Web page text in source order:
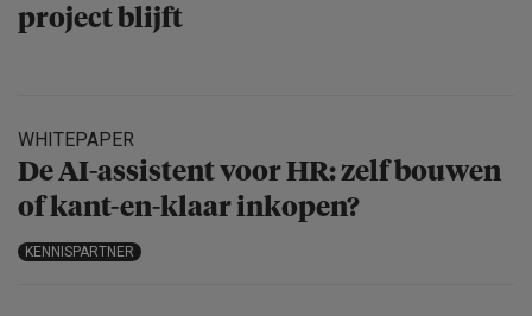
project blijft
WHITEPAPER
De AI-assistent voor HR: zelf bouwen
of kant-en-klaar inkopen?
KENNISPARTNER